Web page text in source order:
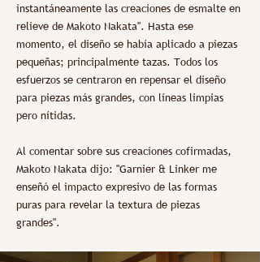
instantáneamente las creaciones de esmalte en
relieve de Makoto Nakata". Hasta ese
momento, el diseño se había aplicado a piezas
pequeñas; principalmente tazas. Todos los
esfuerzos se centraron en repensar el diseño
para piezas más grandes, con líneas limpias
pero nítidas.
Al comentar sobre sus creaciones cofirmadas,
Makoto Nakata dijo: "Garnier & Linker me
enseñó el impacto expresivo de las formas
puras para revelar la textura de piezas
grandes".